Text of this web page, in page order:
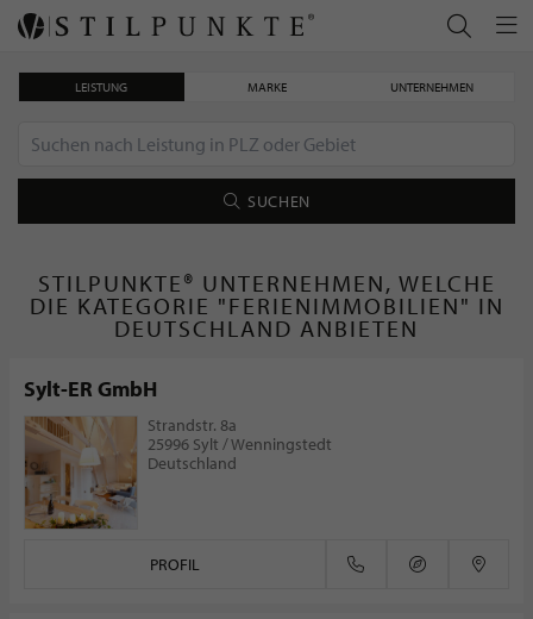
LEISTUNG MARKE UNTERNEHMEN
SUCHEN
STILPUNKTE® UNTERNEHMEN, WELCHE
DIE KATEGORIE "FERIENIMMOBILIEN" IN
DEUTSCHLAND ANBIETEN
Sylt-ER GmbH
Strandstr. 8a
25996 Sylt / Wenningstedt
Deutschland
PROFIL